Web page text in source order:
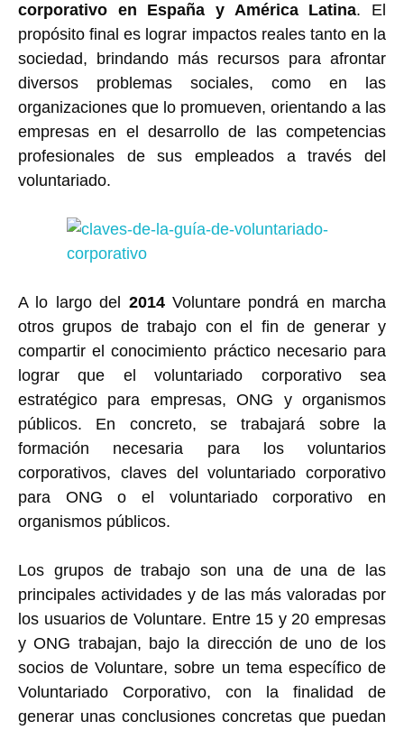
corporativo en España y América Latina. El
propósito final es lograr impactos reales tanto en la
sociedad, brindando más recursos para afrontar
diversos problemas sociales, como en las
organizaciones que lo promueven, orientando a las
empresas en el desarrollo de las competencias
profesionales de sus empleados a través del
voluntariado.
A lo largo del 2014Voluntare pondrá en marcha
otros grupos de trabajo con el fin de generar y
compartir el conocimiento práctico necesario para
lograr que el voluntariado corporativo sea
estratégico para empresas, ONG y organismos
públicos. En concreto, se trabajará sobre la
formación necesaria para los voluntarios
corporativos, claves del voluntariado corporativo
para ONG o el voluntariado corporativo en
organismos públicos.
Los grupos de trabajo son una de una de las
principales actividades y de las más valoradas por
los usuarios de Voluntare. Entre 15 y 20 empresas
y ONG trabajan, bajo la dirección de uno de los
socios de Voluntare, sobre un tema específico de
Voluntariado Corporativo, con la finalidad de
generar unas conclusiones concretas que puedan